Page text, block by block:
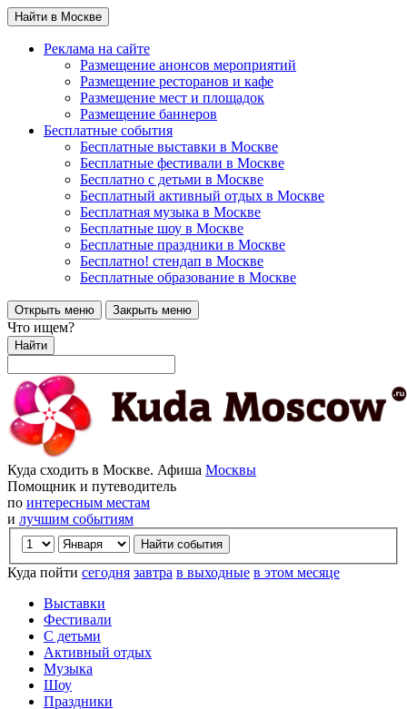
Найти в Москве
Реклама на сайте
Размещение анонсов мероприятий
Размещение ресторанов и кафе
Размещение мест и площадок
Размещение баннеров
Бесплатные события
Бесплатные выставки в Москве
Бесплатные фестивали в Москве
Бесплатно с детьми в Москве
Бесплатный активный отдых в Москве
Бесплатная музыка в Москве
Бесплатные шоу в Москве
Бесплатные праздники в Москве
Бесплатно! стендап в Москве
Бесплатные образование в Москве
Открыть меню Закрыть меню
Что ищем?
Найти
Куда сходить в Москве. Афиша Москвы
Помощник и путеводитель
по интересным местам
и лучшим событиям
Куда пойти сегодня завтра в выходные в этом месяце
Выставки
Фестивали
С детьми
Активный отдых
Музыка
Шоу
Праздники